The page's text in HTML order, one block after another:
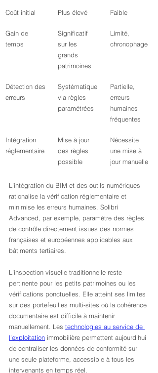
Coût initial Plus élevé Faible
Gain de
temps
Significatif
sur les
grands
patrimoines
Limité,
chronophage
Détection des
erreurs
Systématique
via règles
paramétrées
Partielle,
erreurs
humaines
fréquentes
Intégration
réglementaire
Mise à jour
des règles
possible
Nécessite
une mise à
jour manuelle
L’intégration du BIM et des outils numériques
rationalise la vérification réglementaire et
minimise les erreurs humaines. Solibri
Advanced, par exemple, paramètre des règles
de contrôle directement issues des normes
françaises et européennes applicables aux
bâtiments tertiaires.
L’inspection visuelle traditionnelle reste
pertinente pour les petits patrimoines ou les
vérifications ponctuelles. Elle atteint ses limites
sur des portefeuilles multi-sites où la cohérence
documentaire est difficile à maintenir
manuellement. Les technologies au service de
l’exploitation immobilière permettent aujourd’hui
de centraliser les données de conformité sur
une seule plateforme, accessible à tous les
intervenants en temps réel.